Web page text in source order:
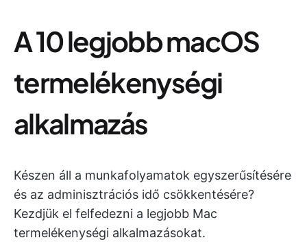
A 10 legjobb macOS
termelékenységi
alkalmazás
Készen áll a munkafolyamatok egyszerűsítésére
és az adminisztrációs idő csökkentésére?
Kezdjük el felfedezni a legjobb Mac
termelékenységi alkalmazásokat.